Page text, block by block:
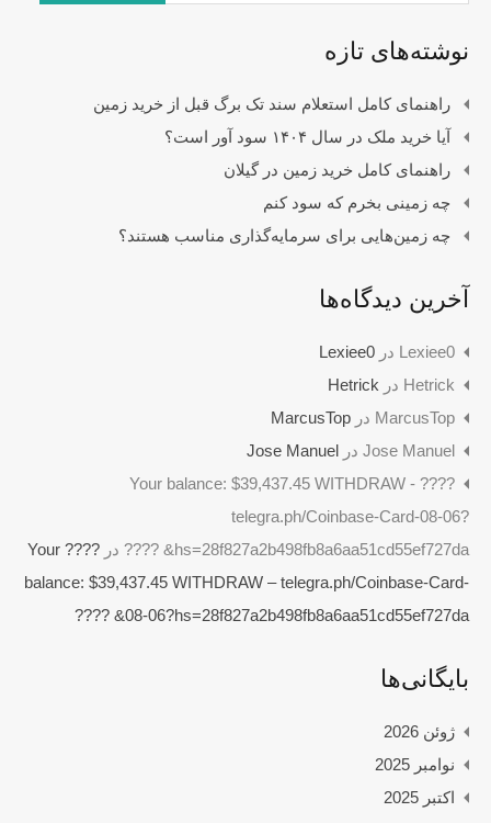
نوشته‌های تازه
راهنمای کامل استعلام سند تک برگ قبل از خرید زمین
آیا خرید ملک در سال ۱۴۰۴ سود آور است؟
راهنمای کامل خرید زمین در گیلان
چه زمینی بخرم که سود کنم
چه زمین‌هایی برای سرمایه‌گذاری مناسب هستند؟
آخرین دیدگاه‌ها
Lexiee0 در Lexiee0
Hetrick در Hetrick
MarcusTop در MarcusTop
Jose Manuel در Jose Manuel
????️ Your balance: $39,437.45 WITHDRAW -
telegra.ph/Coinbase-Card-08-06?
hs=28f827a2b498fb8a6aa51cd55ef727da& ????️
در
????️ Your
balance: $39,437.45 WITHDRAW – telegra.ph/Coinbase-Card-
08-06?hs=28f827a2b498fb8a6aa51cd55ef727da& ????️
بایگانی‌ها
ژوئن 2026
نوامبر 2025
اکتبر 2025